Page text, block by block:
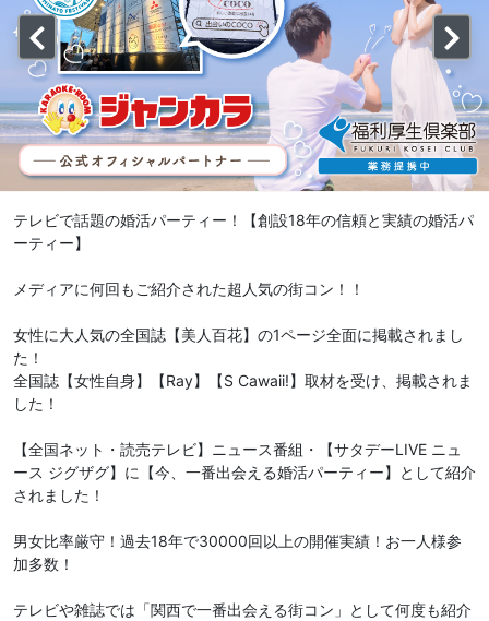
テレビで話題の婚活パーティー！【創設18年の信頼と実績の婚活パ
ーティー】
メディアに何回もご紹介された超人気の街コン！！
女性に大人気の全国誌【美人百花】の1ページ全面に掲載されまし
た！
全国誌【女性自身】【Ray】【S Cawaii!】取材を受け、掲載されま
した！
【全国ネット・読売テレビ】ニュース番組・【サタデーLIVE ニュ
ース ジグザグ】に【今、一番出会える婚活パーティー】として紹介
されました！
男女比率厳守！過去18年で30000回以上の開催実績！お一人様参
加多数！
テレビや雑誌では「関西で一番出会える街コン」として何度も紹介